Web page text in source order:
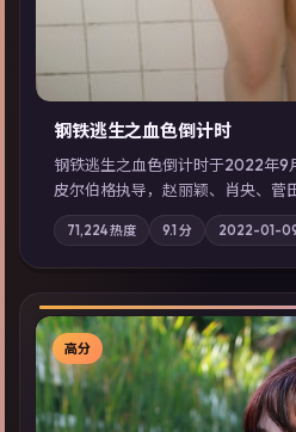
钢铁逃生之血色倒计时
钢铁逃生之血色倒计时于2022年9
皮尔伯格执导，赵丽颖、肖央、菅
叙事主轴，失踪人口档案牵出跨国
地域气质；站内亦可通过「国产免
展检索同类型高分佳作，畅享高清
71,224热度 9.1 分 2022-01-
高分